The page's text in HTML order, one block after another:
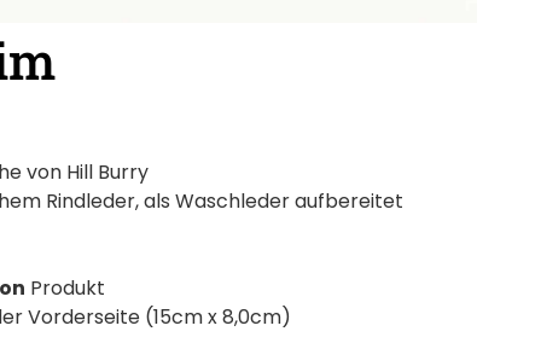
von Hill Burry
Rindleder, als Waschleder aufbereitet
Produkt
Vorderseite (15cm x 8,0cm)